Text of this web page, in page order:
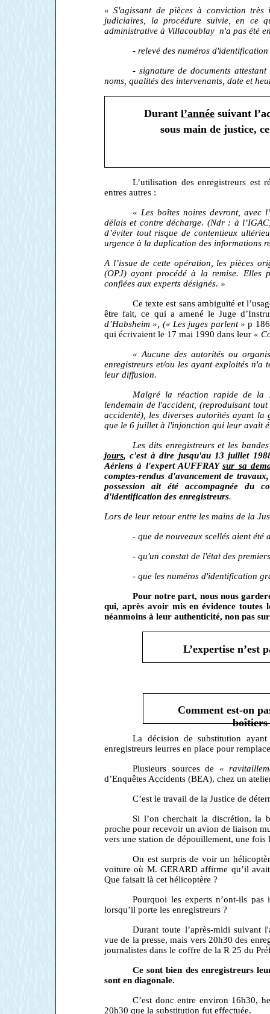
« S'agissant de pièces à conviction très
judiciaires, la procédure suivie, en ce
administrative à Villacoublay n'a pas été
- relevé des numéros d'identification
- signature de documents
noms, qualités des intervenants, date et
Durantl’année suivant
sous main de justice,
L’utilisation des enregistreurs
entres autres :
« Les boîtes noires devront, avec
délais et contre décharge. (Ndr : à
d’éviter tout risque de contentieux
urgence à la duplication des informations
A l’issue de cette opération, les pièces
(OPJ) ayant procédé à la remise. Elles
confiées aux experts désignés. »
Ce texte est sans ambiguïté et
être fait, ce qui a amené le Juge
d’Habsheim », (« Les juges parlent » p
qui écrivaient le 17 mai 1990 dans leur «
« Aucune des autorités ou
enregistreurs et/ou les ayant exploités n'a
leur diffusion.
Malgré la réaction rapide de la
lendemain de l'accident, (reproduisant
accidenté), les diverses autorités ayant la
que le 6 juillet à l'injonction qui leur avait
Les dits enregistreurs et les
jours, c'est à dire jusqu'au 13 juillet
Aériens à l'expert AUFFRAYsur sa
comptes-rendus d'avancement de
possession ait été accompagnée du
d'identification des enregistreurs.
Lors de leur retour entre les mains de la
- que de nouveaux scellés aient été
- qu'un constat de l'état des
- que les numéros d'identification
Pour notre part, nous nous
qui, après avoir mis en évidence toutes
néanmoins à leur authenticité, non pas
L’expertise n’est
Comment est-on
boîtiers
La décision de substitution
enregistreurs leurres en place pour
Plusieurs sources de «
d’Enquêtes Accidents (BEA), chez un
C’est le travail de la Justice de
Si l’on cherchait la discrétion, la
proche pour recevoir un avion de liaison
vers une station de dépouillement, une fois
On est surpris de voir un
voiture où M. GERARD affirme qu’il
Que faisait là cet hélicoptère ?
Pourquoi les experts n’ont-ils
lorsqu’il porte les enregistreurs ?
Durant toute l’après-midi suivant
vue de la presse, mais vers 20h30 des
journalistes dans le coffre de la R 25 du
Ce sont bien des enregistreurs
sont en diagonale.
C’est donc entre environ 16h30,
20h30 que la substitution fut effectuée.